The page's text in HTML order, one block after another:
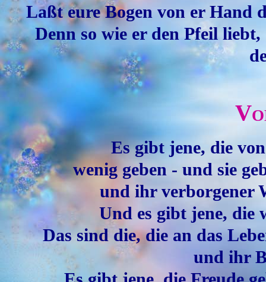
Laßt eure Bogen von er Hand
Denn so wie er den Pfeil
Es gibt jene, die
wenig geben - und sie
und ihr verborgener
Und es gibt jene, die
Das sind die, die an das
und ihr